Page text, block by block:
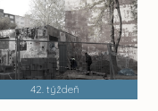
42. týždeň